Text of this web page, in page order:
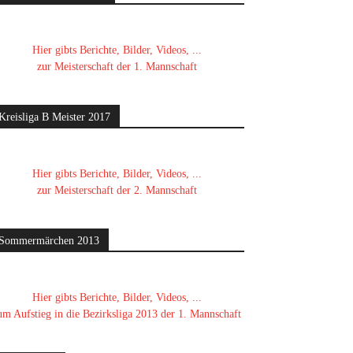
Hier gibts Berichte, Bilder, Videos, ...
zur Meisterschaft der 1. Mannschaft
B Meister 2017
Hier gibts Berichte, Bilder, Videos, ...
zur Meisterschaft der 2. Mannschaft
2013
Hier gibts Berichte, Bilder, Videos, ...
Aufstieg in die Bezirksliga 2013 der 1. Mannschaft